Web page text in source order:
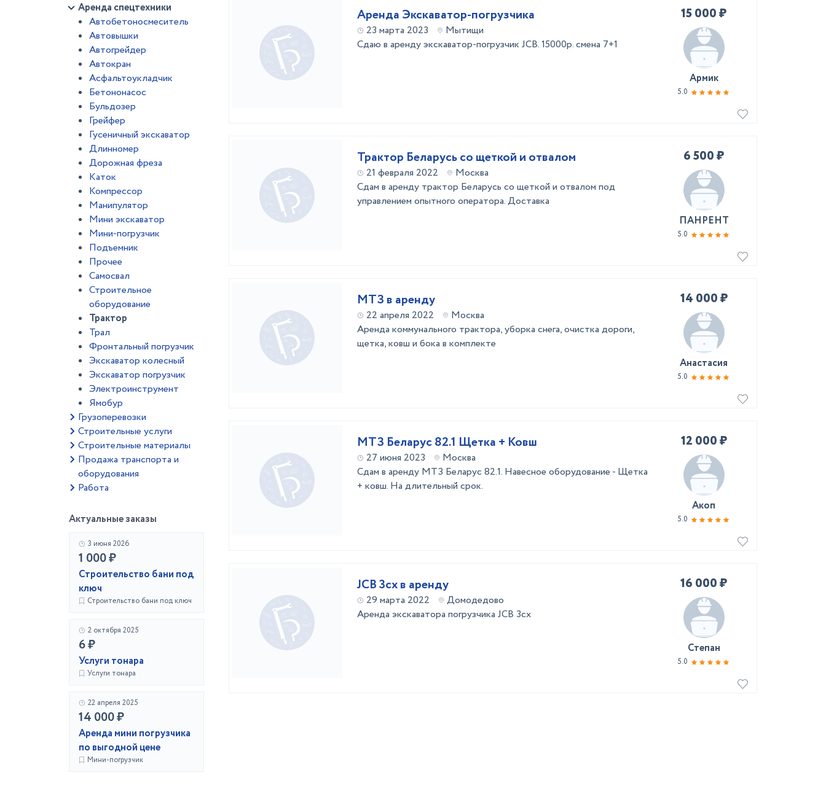
Аренда спецтехники
Автобетоносмеситель
Автовышки
Автогрейдер
Автокран
Асфальтоукладчик
Бетононасос
Бульдозер
Грейфер
Гусеничный экскаватор
Длинномер
Дорожная фреза
Каток
Компрессор
Манипулятор
Мини экскаватор
Мини-погрузчик
Подъемник
Прочее
Самосвал
Строительное
оборудование
Трактор
Трал
Фронтальный погрузчик
Экскаватор колесный
Экскаватор погрузчик
Электроинструмент
Ямобур
Грузоперевозки
Строительные услуги
Строительные материалы
Продажа транспорта и
оборудования
Работа
Актуальные заказы
3 июня 2026
1 000 ₽
Строительство бани под
ключ
Строительство бани под ключ
2 октября 2025
6 ₽
Услуги тонара
Услуги тонара
22 апреля 2025
14 000 ₽
Аренда мини погрузчика
по выгодной цене
Мини-погрузчик
Аренда Экскаватор-погрузчика
23 марта 2023
Мытищи
Сдаю в аренду экскаватор-погрузчик JCB. 15000р. смена 7+1
15 000 ₽
Армик
5.0
Трактор Беларусь со щеткой и отвалом
21 февраля 2022
Москва
Сдам в аренду трактор Беларусь со щеткой и отвалом под
управлением опытного оператора. Доставка
6 500 ₽
ПАНРЕНТ
5.0
МТЗ в аренду
22 апреля 2022
Москва
Аренда коммунального трактора, уборка снега, очистка дороги,
щетка, ковш и бока в комплекте
14 000 ₽
Анастасия
5.0
МТЗ Беларус 82.1 Щетка + Ковш
27 июня 2023
Москва
Сдам в аренду МТЗ Беларус 82.1. Навесное оборудование - Щетка
+ ковш. На длительный срок.
12 000 ₽
Акоп
5.0
JCB 3cx в аренду
29 марта 2022
Домодедово
Аренда экскаватора погрузчика JCB 3cx
16 000 ₽
Степан
5.0